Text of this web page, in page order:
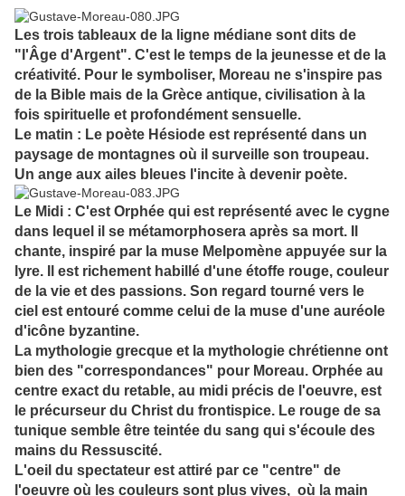
Les trois tableaux de la ligne médiane sont dits de
"l'Âge d'Argent". C'est le temps de la jeunesse et de la
créativité. Pour le symboliser, Moreau ne s'inspire pas
de la Bible mais de la Grèce antique, civilisation à la
fois spirituelle et profondément sensuelle.
Le matin : Le poète Hésiode est représenté dans un
paysage de montagnes où il surveille son troupeau.
Un ange aux ailes bleues l'incite à devenir poète.
Le Midi : C'est Orphée qui est représenté avec le cygne
dans lequel il se métamorphosera après sa mort. Il
chante, inspiré par la muse Melpomène appuyée sur la
lyre. Il est richement habillé d'une étoffe rouge, couleur
de la vie et des passions. Son regard tourné vers le
ciel est entouré comme celui de la muse d'une auréole
d'icône byzantine.
La mythologie grecque et la mythologie chrétienne ont
bien des "correspondances" pour Moreau. Orphée au
centre exact du retable, au midi précis de l'oeuvre, est
le précurseur du Christ du frontispice. Le rouge de sa
tunique semble être teintée du sang qui s'écoule des
mains du Ressuscité.
L'oeil du spectateur est attiré par ce "centre" de
l'oeuvre où les couleurs sont plus vives, où la main